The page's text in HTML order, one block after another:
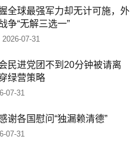
全球最强军力却无计可施，外
争“无解三选一”
2026-07-31
民进党团不到20分钟被请离
绿营策略
07-31
谢各国慰问“独漏赖清德”
07-31